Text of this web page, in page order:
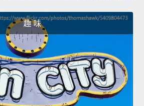
趣 味